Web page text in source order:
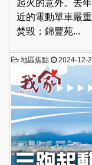
起火的意外。去
近的電動單車嚴
焚毀；錦豐苑...
地區焦點 2024-12-